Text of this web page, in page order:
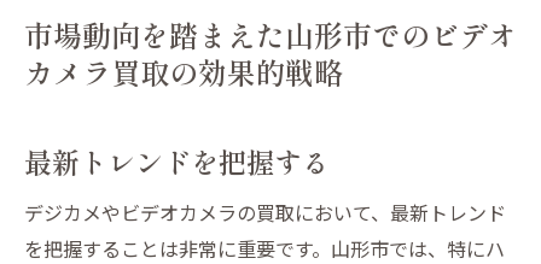
市場動向を踏まえた山形市でのビデオ
カメラ買取の効果的戦略
最新トレンドを把握する
デジカメやビデオカメラの買取において、最新トレンド
を把握することは非常に重要です。山形市では、特にハ